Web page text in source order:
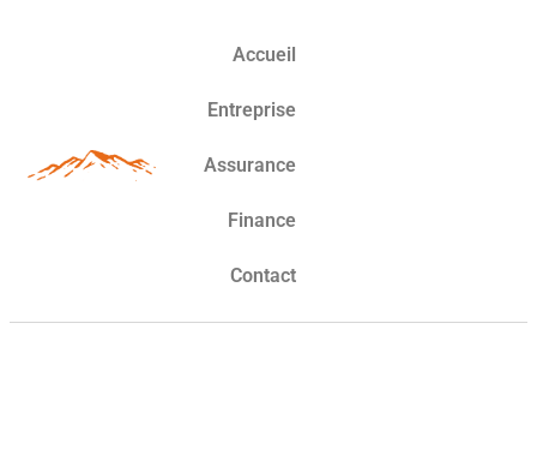
Accueil
Entreprise
Assurance
Finance
Contact